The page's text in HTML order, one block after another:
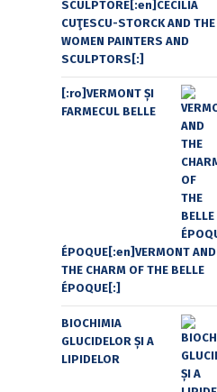
SCULPTORE[:en]CECILIA
CUŢESCU-STORCK AND THE
WOMEN PAINTERS AND
SCULPTORS[:]
[:ro]VERMONT ȘI
FARMECUL BELLE
ÉPOQUE[:en]VERMONT AND
THE CHARM OF THE BELLE
ÉPOQUE[:]
BIOCHIMIA
GLUCIDELOR ȘI A
LIPIDELOR